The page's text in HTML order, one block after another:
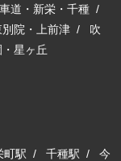
道・新栄・千種 /
院・上前津 / 吹
星ヶ丘
町駅 /千種駅 /今